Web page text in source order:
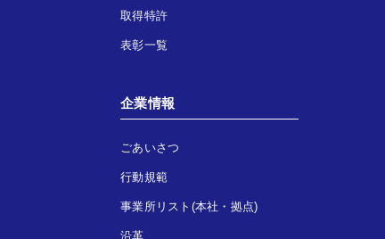
取得特許
表彰一覧
企業情報
ごあいさつ
行動規範
事業所リスト(本社・拠点)
沿革